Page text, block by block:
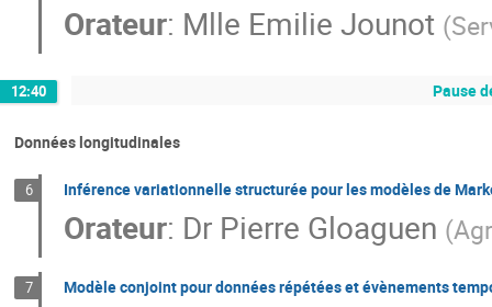
Orateur: Mlle Emilie Jounot (
12:40 Pause
Données longitudinales
6 Inférence variationnelle structurée pour les modèles de
Orateur: Dr Pierre Gloaguen (
7 Modèle conjoint pour données répétées et évènements